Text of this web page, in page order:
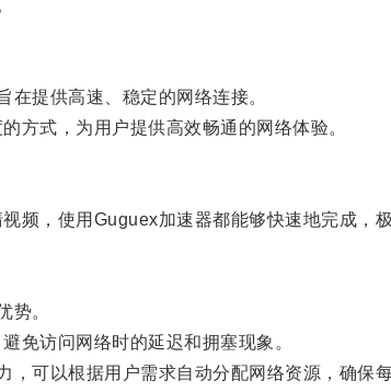
提供高速、稳定的网络连接。
式，为用户提供高效畅通的网络体验。
，使用Guguex加速器都能够快速地完成，极
。
访问网络时的延迟和拥塞现象。
以根据用户需求自动分配网络资源，确保每